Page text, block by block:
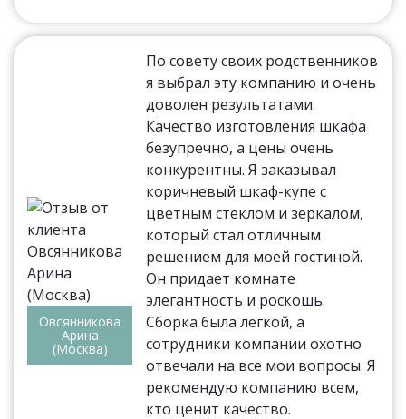
Овсянникова
Арина
(Москва)
По совету своих родственников
я выбрал эту компанию и очень
доволен результатами.
Качество изготовления шкафа
безупречно, а цены очень
конкурентны. Я заказывал
коричневый шкаф-купе с
цветным стеклом и зеркалом,
который стал отличным
решением для моей гостиной.
Он придает комнате
элегантность и роскошь.
Сборка была легкой, а
сотрудники компании охотно
отвечали на все мои вопросы. Я
рекомендую компанию всем,
кто ценит качество.